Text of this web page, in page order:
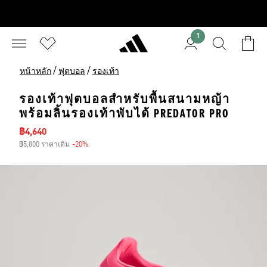
1
หน้าหลัก / ฟุตบอล / รองเท้า
รองเท้าฟุตบอลสำหรับพื้นสนามหญ้า
พร้อมลิ้นรองเท้าพับได้ PREDATOR PRO
ราคาลด
฿4,640
฿5,800 ราคาเดิม -20%